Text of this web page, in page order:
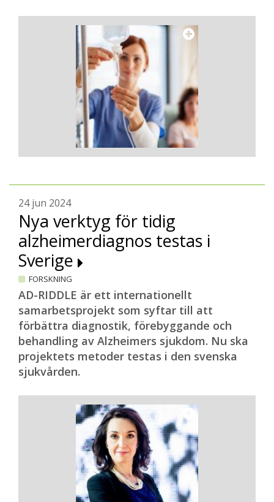
24 jun 2024
Nya verktyg för tidig
alzheimerdiagnos testas i
Sverige
FORSKNING
AD-RIDDLE är ett internationellt
samarbetsprojekt som syftar till att
förbättra diagnostik, förebyggande och
behandling av Alzheimers sjukdom. Nu ska
projektets metoder testas i den svenska
sjukvården.